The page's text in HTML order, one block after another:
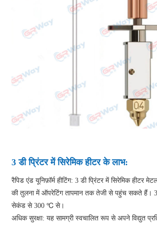
3 डी प्रिंटर में सिरेमिक हीटर के लाभ:
रैपिड एंड यूनिफ़ॉर्म हीटिंग: 3 डी प्रिंटर में सिरेमिक हीटर
की तुलना में ऑपरेटिंग तापमान तक तेजी से पहुंच सकते
सेकंड से 300 ℃ से।
अधिक सुरक्षा: यह सामग्री स्वचालित रूप से अपने विद्युत